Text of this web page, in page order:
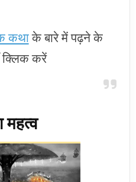
कथाके बारे में पढ़ने के
क्लिक करें
महत्व